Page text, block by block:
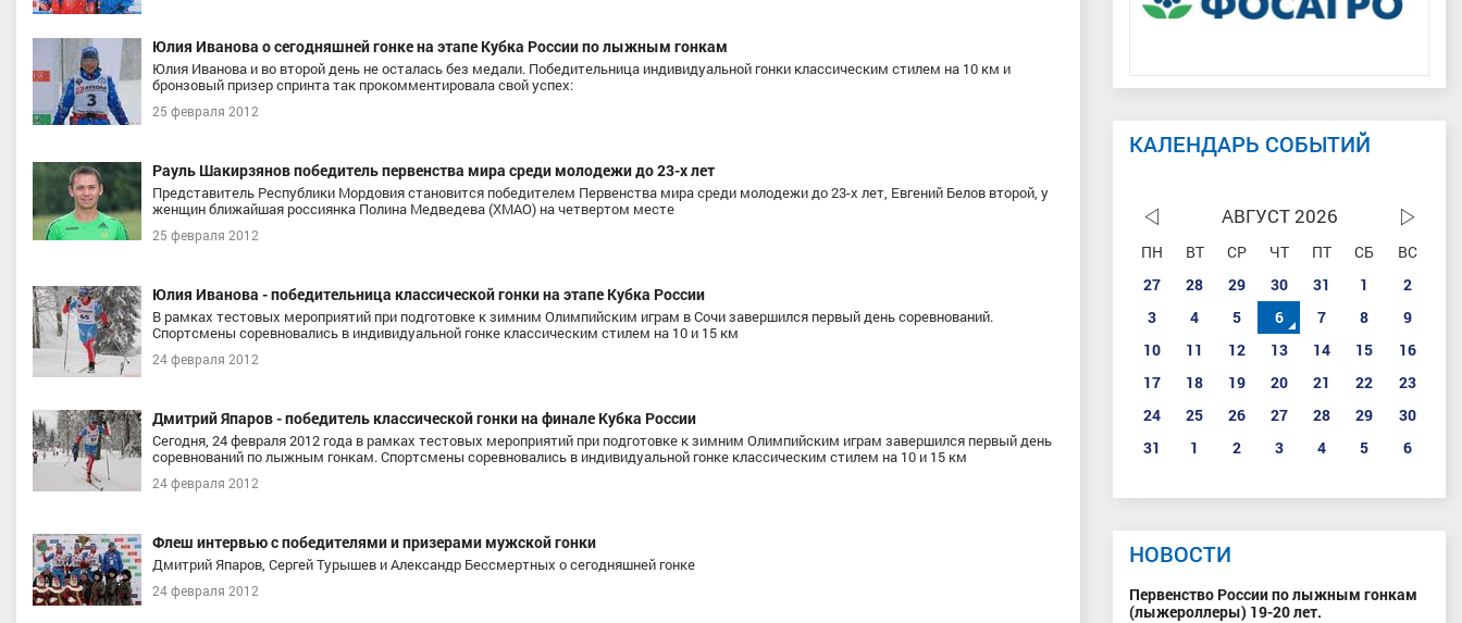
Юлия Иванова о сегодняшней гонке на этапе Кубка России по лыжным гонкам
Юлия Иванова и во второй день не осталась без медали. Победительница индивидуальной гонки классическим стилем на 10 км и
бронзовый призер спринта так прокомментировала свой успех:
25 февраля 2012
Рауль Шакирзянов победитель первенства мира среди молодежи до 23-х лет
Представитель Республики Мордовия становится победителем Первенства мира среди молодежи до 23-х лет, Евгений Белов второй, у
женщин ближайшая россиянка Полина Медведева (ХМАО) на четвертом месте
25 февраля 2012
Юлия Иванова - победительница классической гонки на этапе Кубка России
В рамках тестовых мероприятий при подготовке к зимним Олимпийским играм в Сочи завершился первый день соревнований.
Спортсмены соревновались в индивидуальной гонке классическим стилем на 10 и 15 км
24 февраля 2012
Дмитрий Япаров - победитель классической гонки на финале Кубка России
Сегодня, 24 февраля 2012 года в рамках тестовых мероприятий при подготовке к зимним Олимпийским играм завершился первый день
соревнований по лыжным гонкам. Спортсмены соревновались в индивидуальной гонке классическим стилем на 10 и 15 км
24 февраля 2012
Флеш интервью с победителями и призерами мужской гонки
Дмитрий Япаров, Сергей Турышев и Александр Бессмертных о сегодняшней гонке
24 февраля 2012
КАЛЕНДАРЬ СОБЫТИЙ
АВГУСТ 2026
ПН ВТ СР ЧТ ПТ СБ
ВС
27
28 29 30 31 1
2
3
4 5 6 7 8
9
10
11 12 13 14 15
16
17
18 19 20 21 22
23
24
25 26 27 28 29
30
31
1 2 3 4 5 6
НОВОСТИ
Первенство России по лыжным гонкам
(лыжероллеры) 19-20 лет.